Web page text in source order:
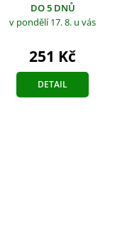
DO 5 DNŮ
v pondělí 17. 8. u vás
251 Kč
DETAIL